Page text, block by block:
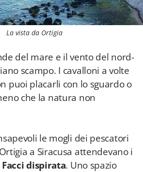
La vista da Ortigia
del mare e il vento del nord-
scampo. I cavalloni a volte
puoi placarli con lo sguardo o
che la natura non
le mogli dei pescatori
a Siracusa attendevano i
Facci dispirata. Uno spazio